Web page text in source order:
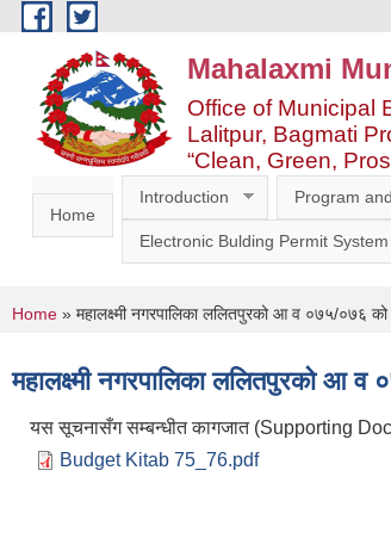
Skip to main content
Mahalaxmi
Office of Municipal
Lalitpur, Bagmati
“Clean, Green,
Home
Introduction Program
Electronic Bulding Permit
You are here
Home » महालक्ष्मी नगरपालिका ललितपुरको आ व ०७५/०७६
महालक्ष्मी नगरपालिका ललितपुरको आ
यस सूचनासँग सम्बन्धीत कागजात (Supporting
Budget Kitab 75_76.pdf